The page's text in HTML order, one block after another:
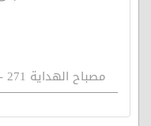
مصباح الهداية 271 -